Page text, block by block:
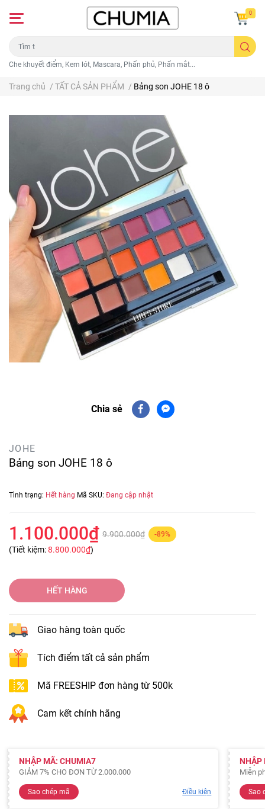
Che khuyết điểm, Kem lót, Mascara, Phấn phủ, Phấn mắt...
0
Trang chủ / TẤT CẢ SẢN PHẨM / Bảng son JOHE 18 ô
Chia sẻ
JOHE
Bảng son JOHE 18 ô
Tình trạng: Hết hàng Mã SKU: Đang cập nhật
1.100.000₫ 9.900.000₫ -89%
(Tiết kiệm:8.800.000₫)
HẾT HÀNG
Giao hàng toàn quốc
Tích điểm tất cả sản phẩm
Mã FREESHIP đơn hàng từ 500k
Cam kết chính hãng
NHẬP MÃ: CHUMIA7
GIẢM 7% CHO ĐƠN TỪ 2.000.000
Sao chép mã Điều kiện
NHẬP
Miễn
Sao